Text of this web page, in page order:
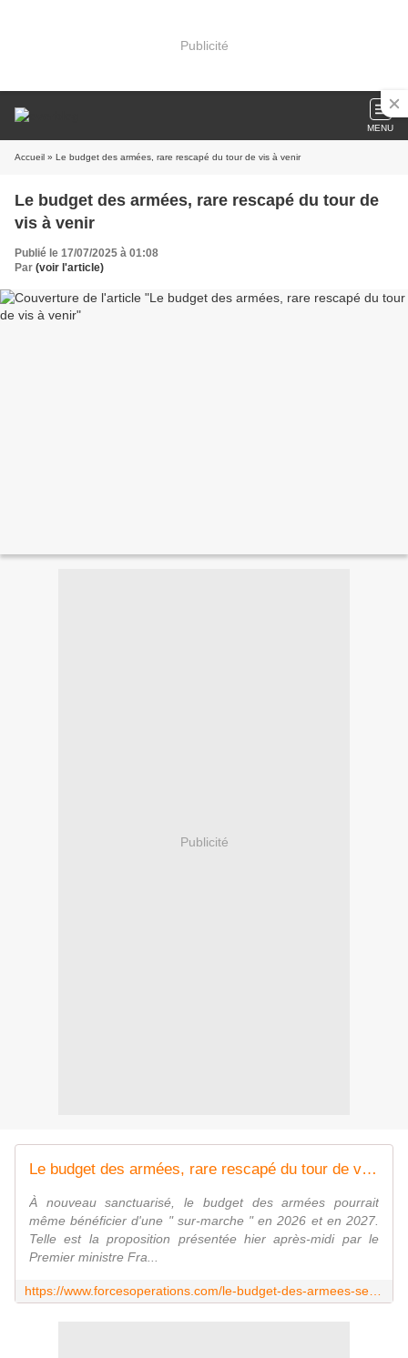
Publicité
MENU
Accueil » Le budget des armées, rare rescapé du tour de vis à venir
Le budget des armées, rare rescapé du tour de
vis à venir
Publié le 17/07/2025 à 01:08
Par (voir l'article)
Publicité
Le budget des armées, rare rescapé du tour de vis à venir - FOB - Forces Operations Blog
À nouveau sanctuarisé, le budget des armées pourrait
même bénéficier d'une " sur-marche " en 2026 et en 2027.
Telle est la proposition présentée hier après-midi par le
Premier ministre Fra...